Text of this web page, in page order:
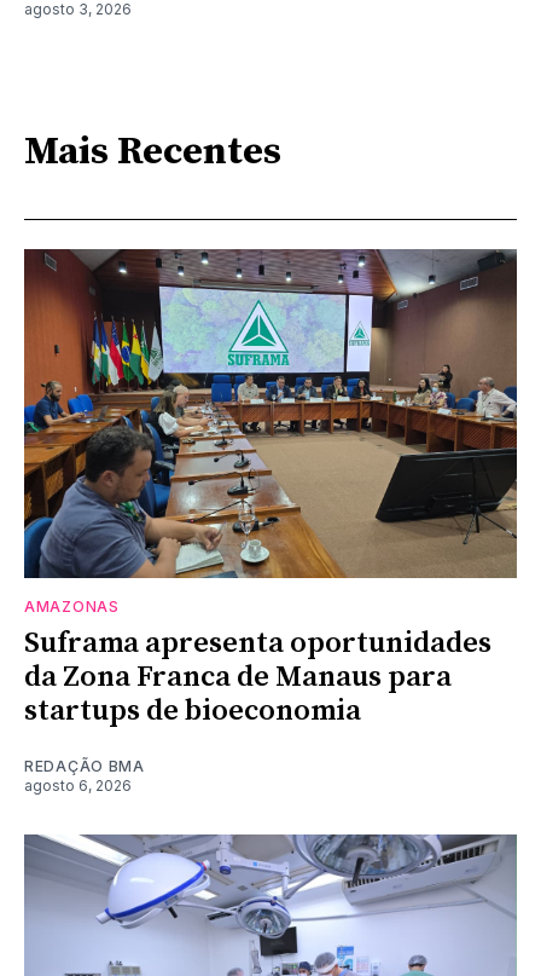
agosto 3, 2026
Mais Recentes
AMAZONAS
Suframa apresenta oportunidades
da Zona Franca de Manaus para
startups de bioeconomia
REDAÇÃO BMA
agosto 6, 2026